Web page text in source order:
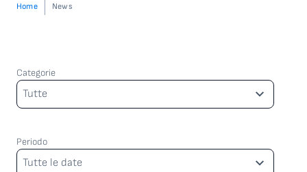
Home News
Categorie
Categorie
Tutte
Periodo
Periodo
Tutte le date